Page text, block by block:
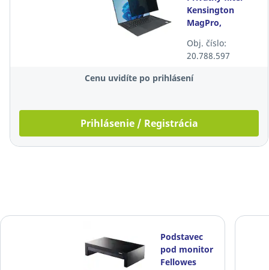
Kensington
MagPro,
notebook 13.3"
(16:10)
Obj. číslo:
20.788.597
Cenu uvidíte po prihlásení
Prihlásenie / Registrácia
Podstavec
pod monitor
Fellowes